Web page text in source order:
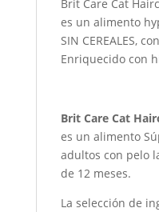
Brit Care Cat
es un alimento
SIN CEREALES,
Enriquecido con
Brit Care Cat
es un alimento
adultos con pelo
de 12 meses.
La selección de